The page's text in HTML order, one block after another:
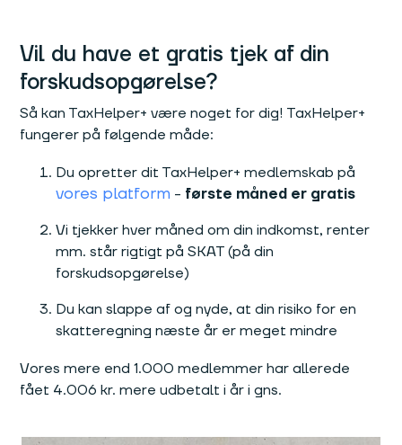
Vil du have et gratis tjek af din
forskudsopgørelse?
Så kan TaxHelper+ være noget for dig! TaxHelper+
fungerer på følgende måde:
Du opretter dit TaxHelper+ medlemskab på
vores platform - første måned er gratis
Vi tjekker hver måned om din indkomst, renter
mm. står rigtigt på SKAT (på din
forskudsopgørelse)
Du kan slappe af og nyde, at din risiko for en
skatteregning næste år er meget mindre
Vores mere end 1.000 medlemmer har allerede
fået 4.006 kr. mere udbetalt i år i gns.